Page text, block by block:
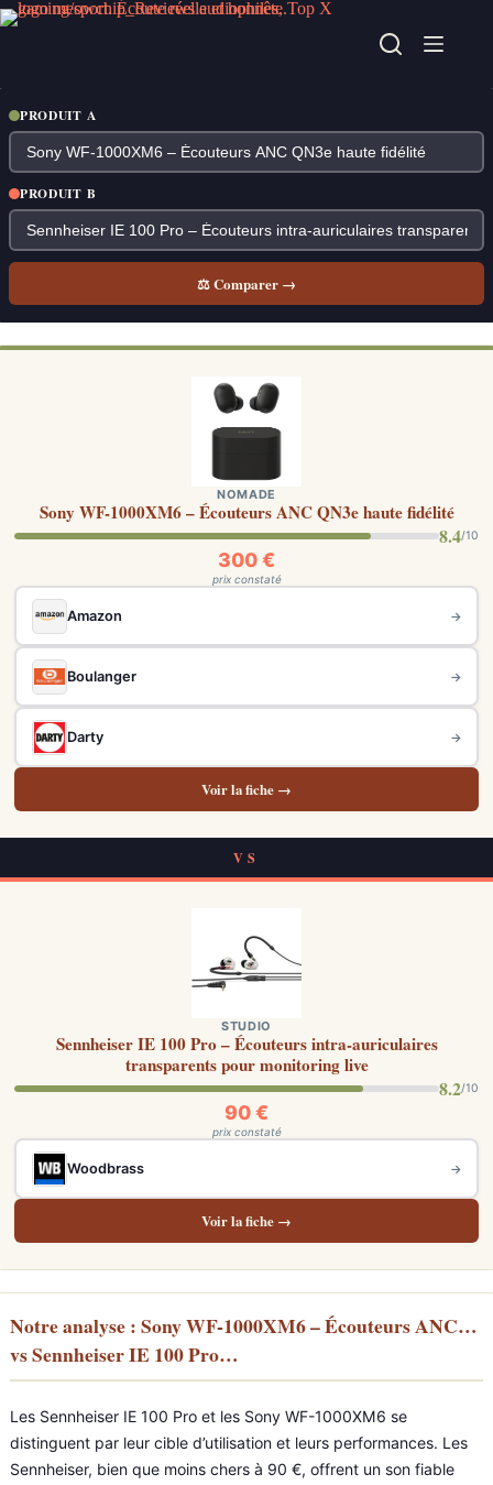
Passer
au
PRODUIT A
PRODUIT B
⚖ Comparer →
NOMADE
Sony WF-1000XM6 – Écouteurs ANC QN3e haute fidélité
8.4/10
300 €
prix constaté
Amazon →
Boulanger →
Darty →
Voir la fiche →
VS
STUDIO
Sennheiser IE 100 Pro – Écouteurs intra-auriculaires
transparents pour monitoring live
8.2/10
90 €
prix constaté
Woodbrass →
Voir la fiche →
Notre analyse : Sony WF-1000XM6 – Écouteurs ANC…
vs Sennheiser IE 100 Pro…
Les Sennheiser IE 100 Pro et les Sony WF-1000XM6 se
distinguent par leur cible d’utilisation et leurs performances. Les
Sennheiser, bien que moins chers à 90 €, offrent un son fiable